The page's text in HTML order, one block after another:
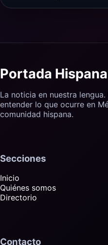
Portada Hispana
La noticia en nuestra
entender lo que ocurre en
comunidad hispana.
Secciones
Inicio
Quiénes somos
Directorio
Contacto